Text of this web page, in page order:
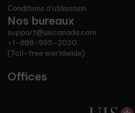
Conditions d’utilisation
Nos bureaux
support@uiscanada.com
+1-888-995-2030
(Toll-free worldwide)
Offices